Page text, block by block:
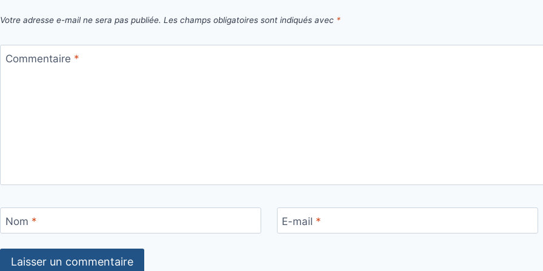
Votre adresse e-mail ne sera pas publiée. Les champs obligatoires sont indiqués avec *
Commentaire *
Nom * E-mail *